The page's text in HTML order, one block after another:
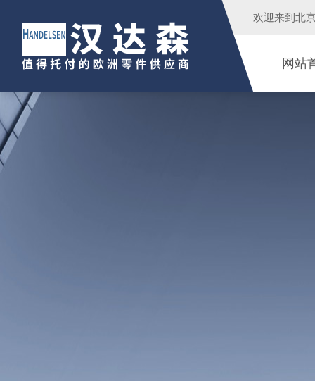
欢迎来到 北
网站